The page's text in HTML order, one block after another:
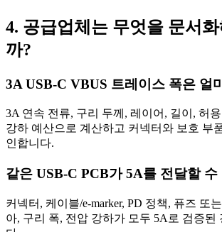
4. 공급업체는 무엇을 문서화
까?
3A USB-C VBUS 트레이스 폭은 얼
3A 연속 전류, 구리 두께, 레이어, 길이, 허
강하 예산으로 계산하고 커넥터와 보호 부
인합니다.
같은 USB-C PCB가 5A를 전달할 수
커넥터, 케이블/e-marker, PD 정책, 퓨즈 또
아, 구리 폭, 전압 강하가 모두 5A로 검증된